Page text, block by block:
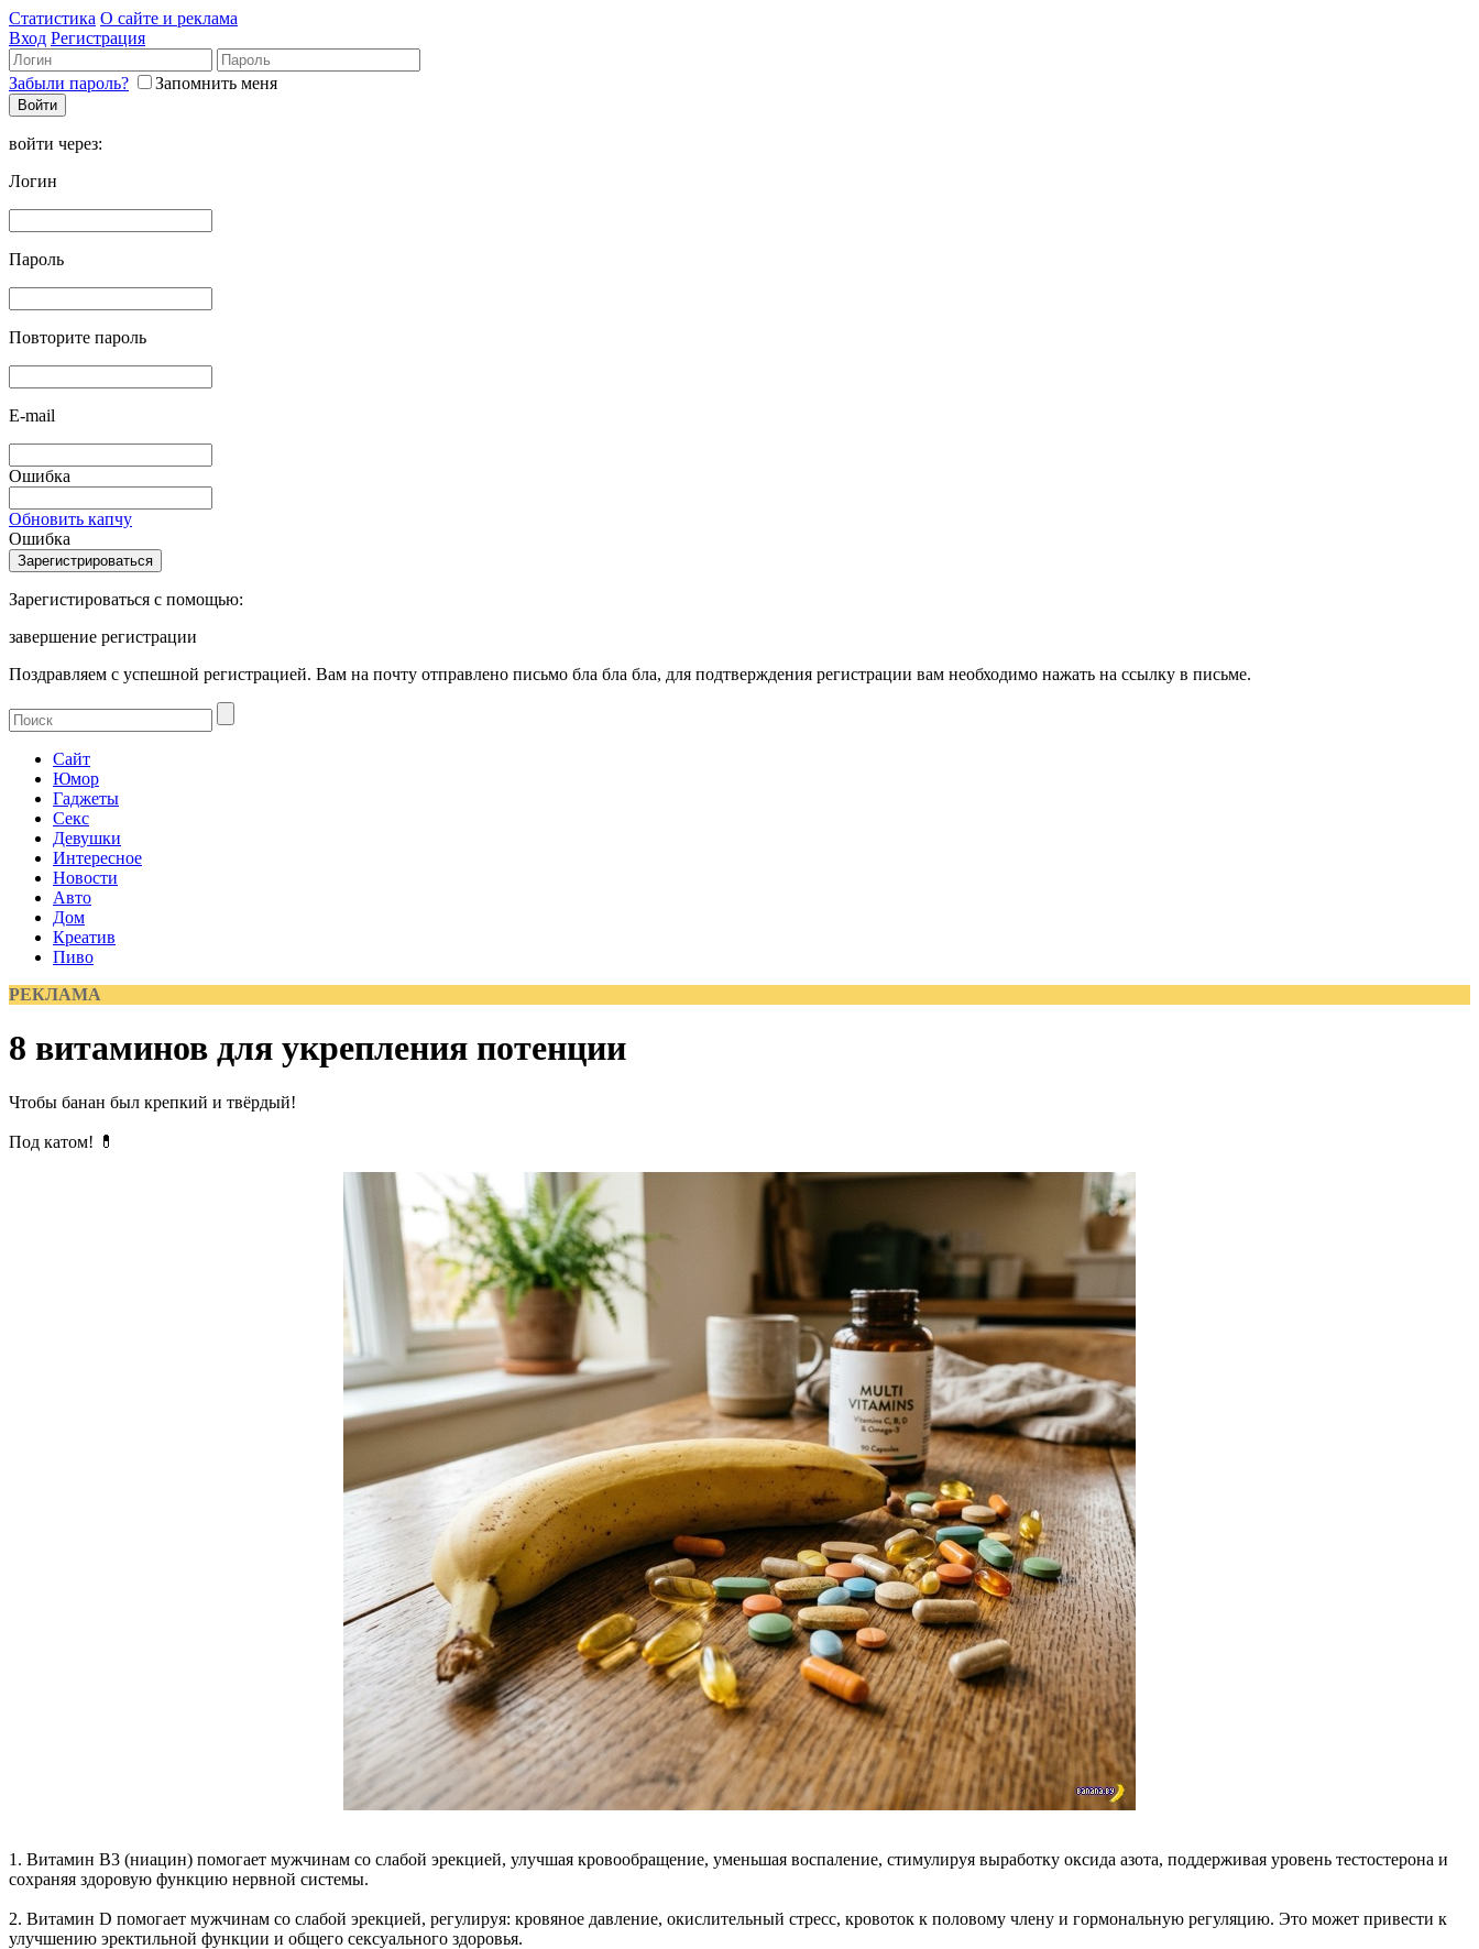
Статистика О сайте и реклама
Вход Регистрация
Забыли пароль? Запомнить меня
войти через:
Логин
Пароль
Повторите пароль
E-mail
Ошибка
Обновить капчу
Ошибка
Зарегистироваться с помощью:
завершение регистрации
Поздравляем с успешной регистрацией. Вам на почту отправлено письмо бла бла бла, для подтверждения регистрации вам необходимо нажать на ссылку в письме.
Сайт
Юмор
Гаджеты
Секс
Девушки
Интересное
Новости
Авто
Дом
Креатив
Пиво
РЕКЛАМА
8 витаминов для укрепления потенции
Чтобы банан был крепкий и твёрдый!
Под катом! 💊
1. Витамин B3 (ниацин) помогает мужчинам со слабой эрекцией, улучшая кровообращение, уменьшая воспаление, стимулируя выработку оксида азота, поддерживая уровень тестостерона и
сохраняя здоровую функцию нервной системы.
2. Витамин D помогает мужчинам со слабой эрекцией, регулируя: кровяное давление, окислительный стресс, кровоток к половому члену и гормональную регуляцию. Это может привести к
улучшению эректильной функции и общего сексуального здоровья.